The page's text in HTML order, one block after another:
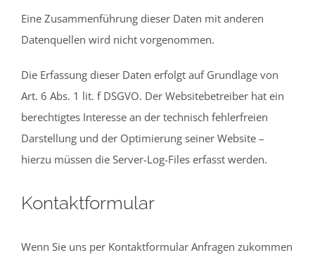
Eine Zusammenführung dieser Daten mit anderen
Datenquellen wird nicht vorgenommen.
Die Erfassung dieser Daten erfolgt auf Grundlage von
Art. 6 Abs. 1 lit. f DSGVO. Der Websitebetreiber hat ein
berechtigtes Interesse an der technisch fehlerfreien
Darstellung und der Optimierung seiner Website –
hierzu müssen die Server-Log-Files erfasst werden.
Kontaktformular
Wenn Sie uns per Kontaktformular Anfragen zukommen